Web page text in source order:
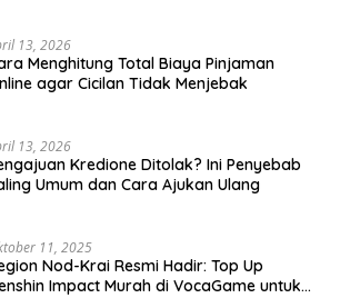
13, 2026
Menghitung Total Biaya Pinjaman
agar Cicilan Tidak Menjebak
13, 2026
Kredione Ditolak? Ini Penyebab
Umum dan Cara Ajukan Ulang
11, 2025
Nod-Krai Resmi Hadir: Top Up
Impact Murah di VocaGame untuk